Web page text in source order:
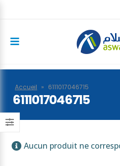
Accueil » 6111017046715
6111017046715
Aucun produit ne